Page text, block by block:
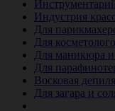
Индустрия
Для
Для
Для маникюра
Для
Восковая
Для загара и